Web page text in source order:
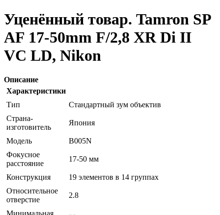
Уценённый товар. Tamron SP
AF 17-50mm F/2,8 XR Di II
VC LD, Nikon
Описание
Характеристики
Тип
Стандартный зум объектив
Страна-
изготовитель
Япония
Модель
B005N
Фокусное
расстояние
17-50 мм
Конструкция
19 элементов в 14 группах
Относительное
отверстие
2.8
Минимальная